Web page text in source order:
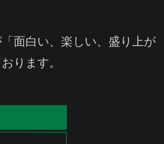
面白い、楽しい、盛り上が
ります。